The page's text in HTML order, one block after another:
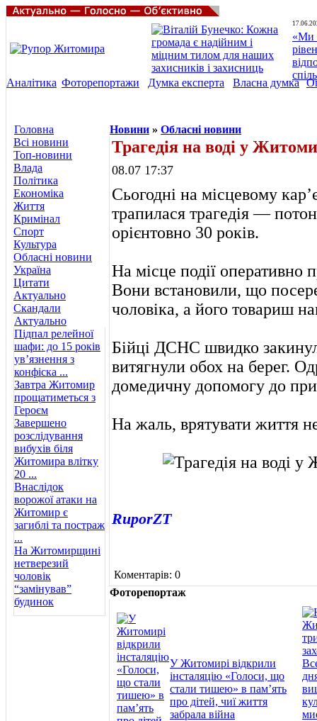
«Ми
Аналітика Фоторепортажи Думка експерта Власна думка
Головна
Всі новини
Топ-новини
Влада
Політика
Економіка
Життя
Кримінал
Спорт
Культура
Обласні новини
Україна
Цитати
Актуально
Скандали
Актуально
Підпал релейної
шафи: до 15 років
ув’язнення з
конфіска ...
Завтра Житомир
прощатиметься з
Героєм
Завершено
розслідування
вибухів біля
Житомира влітку
20 ...
Внаслідок
ворожої атаки на
Житомир є
загиблі та постраж
...
На Житомирщині
нетверезий
чоловік
“замінував”
будинок
Новини » Обласні новини
Трагедія на воді у
08.07 17:37
Сьогодні на місцевому
трапилася трагедія —
орієнтовно 30 років.
На місце події
Вони встановили, що
чоловіка, а його товариш
Бійці ДСНС швидко
витягнули обох на берег.
домедичну допомогу до
На жаль, врятувати життя
RuporZT
Коментарів: 0
Фоторепортаж
У Житомирі відкрили
інсталяцію «Голоси, що
стали тишею» в пам’ять
про дітей, чиї життя
забрала війна